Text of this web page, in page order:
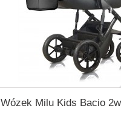
Wózek Milu Kids Bacio